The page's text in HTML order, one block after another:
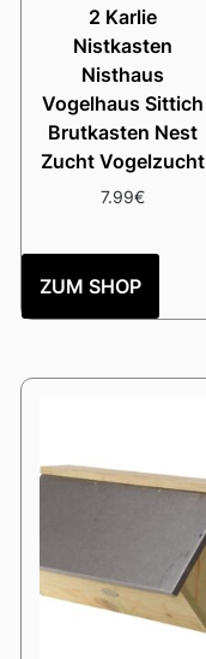
2 Karlie
Nistkasten
Nisthaus
Vogelhaus Sittich
Brutkasten Nest
Zucht Vogelzucht
7.99€
ZUM SHOP